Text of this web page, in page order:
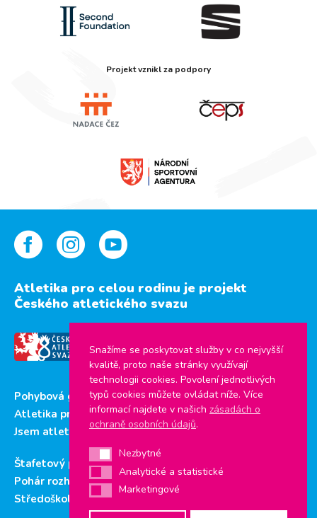
Projekt vznikl za podpory
Atletika pro celou rodinu je projekt
Českého atletického svazu
Pohybová gramotnost
Atletika pro děti
Jsem atlet
Štafetový pohár
Pohár rozhlasu
Středoškolský pohár
Snažíme se poskytovat služby v co nejvyšší
kvalitě, proto naše stránky využívají
technologii cookies. Povolení jednotlivých
typů cookies můžete ovládat níže. Více
informací najdete v našich zásadách o
ochraně osobních údajů.
NezbytnéNezbytné
Analytické a statistické
Analytické a statistické
MarketingovéMarketingové